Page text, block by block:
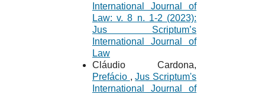
International Journal of
Law: v. 8 n. 1-2 (2023):
Jus Scriptum’s
International Journal of
Law
Cláudio Cardona,
Prefácio ,Jus Scriptum's
International Journal of